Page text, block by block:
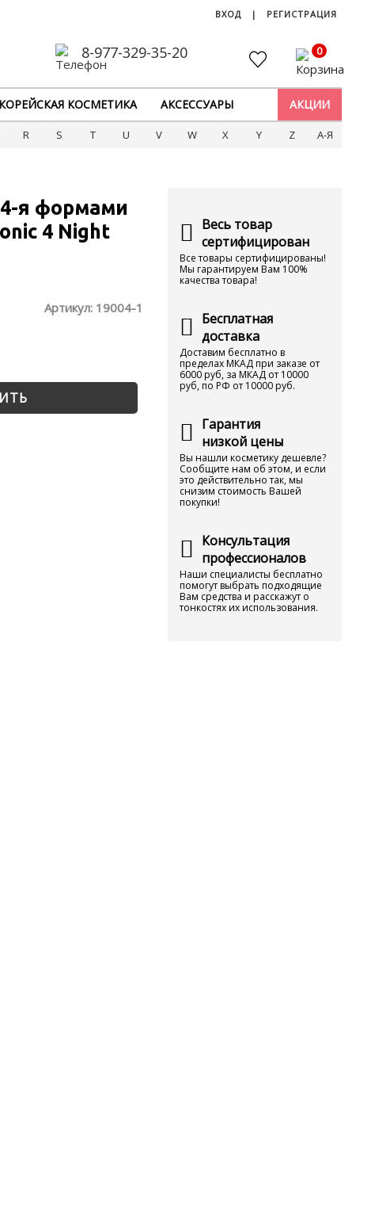
ВХОД | РЕГИСТРАЦИЯ
8-977-329-35-20 0
КОРЕЙСКАЯ КОСМЕТИКА АКСЕССУАРЫ АКЦИИ
R S T U V W X Y Z А-Я
Весь товар
сертифицирован
Все товары сертифицированы!
Мы гарантируем Вам 100%
качества товара!
Бесплатная
доставка
Доставим бесплатно в
пределах МКАД при заказе от
6000 руб, за МКАД от 10000
руб, по РФ от 10000 руб.
Гарантия
низкой цены
Вы нашли косметику дешевле?
Сообщите нам об этом, и если
это действительно так, мы
снизим стоимость Вашей
покупки!
Консультация
профессионалов
Наши специалисты бесплатно
помогут выбрать подходящие
Вам средства и расскажут о
тонкостях их использования.
я формами
4 Night
Артикул: 19004-1